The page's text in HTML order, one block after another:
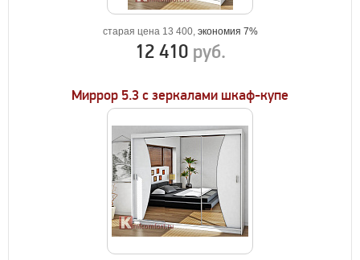
старая цена 13 400, экономия 7%
12 410 руб.
Миррор 5.3 с зеркалами шкаф-купе